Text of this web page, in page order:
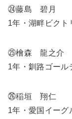
㉔藤島 碧月
1年・湖畔ビクト
㉕檜森 龍之介
1年・釧路ゴール
㉖稲垣 翔仁
1年・愛国イーグ